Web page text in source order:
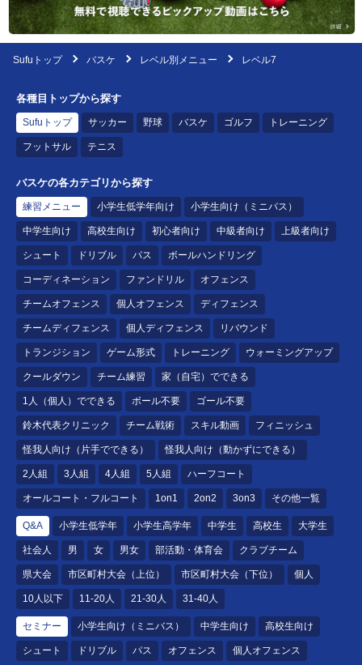
Sufuトップ バスケ レベル別メニュー レベル7
各種目トップから探す
Sufuトップ サッカー 野球 バスケ ゴルフ トレーニング
フットサル テニス
バスケの各カテゴリから探す
練習メニュー 小学生低学年向け 小学生向け（ミニバス）
中学生向け 高校生向け 初心者向け 中級者向け 上級者向け
シュート ドリブル パス ボールハンドリング
コーディネーション ファンドリル オフェンス
チームオフェンス 個人オフェンス ディフェンス
チームディフェンス 個人ディフェンス リバウンド
トランジション ゲーム形式 トレーニング ウォーミングアップ
クールダウン チーム練習 家（自宅）でできる
1人（個人）でできる ボール不要 ゴール不要
鈴木代表クリニック チーム戦術 スキル動画 フィニッシュ
怪我人向け（片手でできる） 怪我人向け（動かずにできる）
2人組 3人組 4人組 5人組 ハーフコート
オールコート・フルコート 1on1 2on2 3on3 その他一覧
Q&A 小学生低学年 小学生高学年 中学生 高校生 大学生
社会人 男 女 男女 部活動・体育会 クラブチーム
県大会 市区町村大会（上位） 市区町村大会（下位） 個人
10人以下 11-20人 21-30人 31-40人
セミナー 小学生向け（ミニバス） 中学生向け 高校生向け
シュート ドリブル パス オフェンス 個人オフェンス